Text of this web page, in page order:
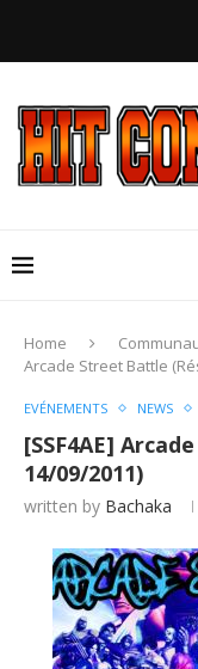
Home
Arcade Street Battle
EVÉNEMENTS NEWS
[SSF4AE]
14/09/2011)
written by Bachaka